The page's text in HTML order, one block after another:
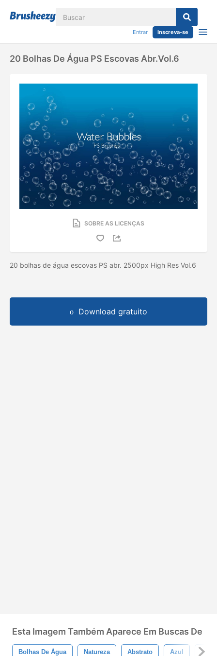
Entrar Inscreva-se
20 Bolhas De Água PS Escovas Abr.Vol.6
SOBRE AS LICENÇAS
20 bolhas de água escovas PS abr. 2500px High Res Vol.6
Download gratuito
Esta Imagem Também Aparece Em Buscas De
Bolhas De Água Natureza Abstrato Azul